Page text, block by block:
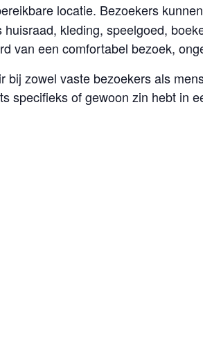
locatie. Bezoekers
kleding, speelgoed,
van een comfortabel bezoek,
zowel vaste bezoekers als
specifieks of gewoon zin hebt in